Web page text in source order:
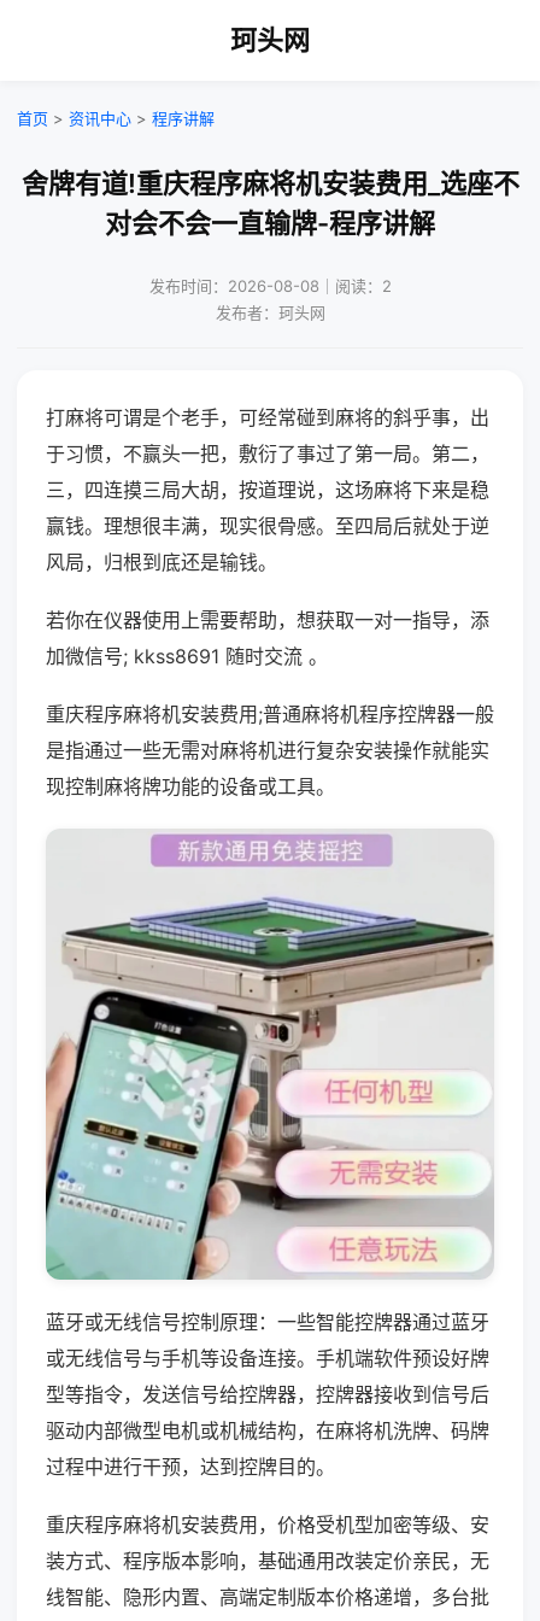
珂头网
首页 > 资讯中心 > 程序讲解
舍牌有道!重庆程序麻将机安装费用_选座不
对会不会一直输牌-程序讲解
发布时间：2026-08-08｜阅读：2
发布者：珂头网
打麻将可谓是个老手，可经常碰到麻将的斜乎事，出
于习惯，不赢头一把，敷衍了事过了第一局。第二，
三，四连摸三局大胡，按道理说，这场麻将下来是稳
赢钱。理想很丰满，现实很骨感。至四局后就处于逆
风局，归根到底还是输钱。
若你在仪器使用上需要帮助，想获取一对一指导，添
加微信号; kkss8691 随时交流 。
重庆程序麻将机安装费用;普通麻将机程序控牌器一般
是指通过一些无需对麻将机进行复杂安装操作就能实
现控制麻将牌功能的设备或工具。
蓝牙或无线信号控制原理：一些智能控牌器通过蓝牙
或无线信号与手机等设备连接。手机端软件预设好牌
型等指令，发送信号给控牌器，控牌器接收到信号后
驱动内部微型电机或机械结构，在麻将机洗牌、码牌
过程中进行干预，达到控牌目的。
重庆程序麻将机安装费用，价格受机型加密等级、安
装方式、程序版本影响，基础通用改装定价亲民，无
线智能、隐形内置、高端定制版本价格递增，多台批